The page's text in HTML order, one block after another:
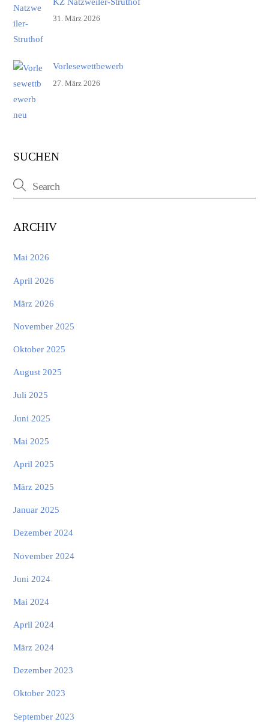
31. März 2026
Vorlesewettbewerb
27. März 2026
SUCHEN
ARCHIV
Mai 2026
April 2026
März 2026
November 2025
Oktober 2025
August 2025
Juli 2025
Juni 2025
Mai 2025
April 2025
März 2025
Januar 2025
Dezember 2024
November 2024
Juni 2024
Mai 2024
April 2024
März 2024
Dezember 2023
Oktober 2023
September 2023